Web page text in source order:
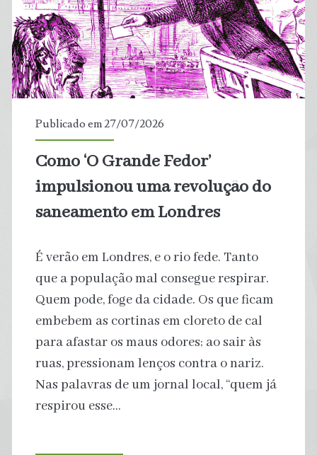
quente
—
e
está
nossos
Publicado em 27/07/2026
Como ‘O Grande Fedor’
impulsionou uma revolução do
saneamento em Londres
É verão em Londres, e o rio fede. Tanto
que a população mal consegue respirar.
Quem pode, foge da cidade. Os que ficam
embebem as cortinas em cloreto de cal
para afastar os maus odores; ao sair às
ruas, pressionam lenços contra o nariz.
Nas palavras de um jornal local, “quem já
respirou esse…